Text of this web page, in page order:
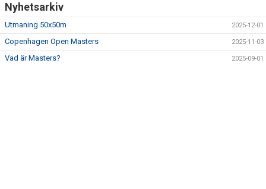
Nyhetsarkiv
Utmaning 50x50m 2025-12-01
Copenhagen Open Masters 2025-11-03
Vad är Masters? 2025-09-01